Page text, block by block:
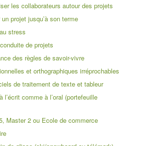
les collaborateurs autour des projets
projet jusqu’à son terme
stress
de projets
des règles de savoir-vivre
et orthographiques irréprochables
de traitement de texte et tableur
comme à l’oral (portefeuille
Master 2 ou Ecole de commerce